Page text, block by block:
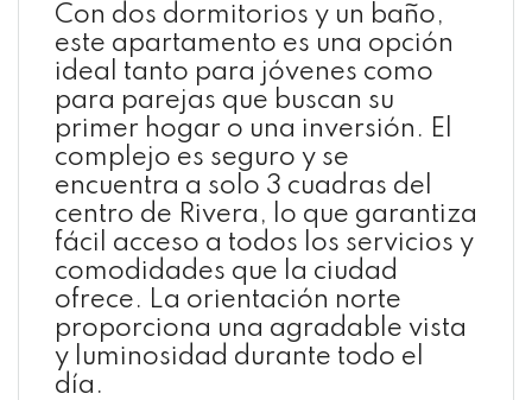
Con dos dormitorios y un baño,
este apartamento es una opción
ideal tanto para jóvenes como
para parejas que buscan su
primer hogar o una inversión. El
complejo es seguro y se
encuentra a solo 3 cuadras del
centro de Rivera, lo que garantiza
fácil acceso a todos los servicios y
comodidades que la ciudad
ofrece. La orientación norte
proporciona una agradable vista
y luminosidad durante todo el
día.